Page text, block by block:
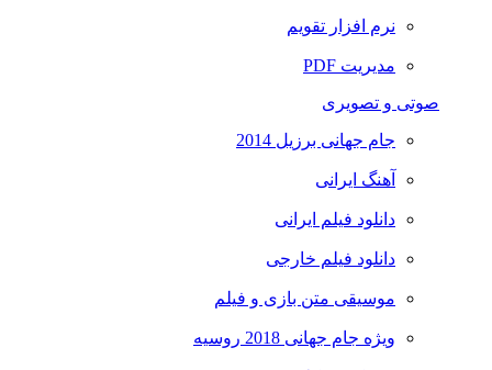
نرم افزار تقویم
مدیریت PDF
صوتی و تصویری
جام جهانی برزیل 2014
آهنگ ایرانی
دانلود فیلم ایرانی
دانلود فیلم خارجی
موسیقی متن بازی و فیلم
ویژه جام جهانی 2018 روسیه